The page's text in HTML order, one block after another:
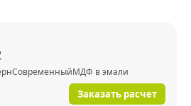
СовременныйМДФ в эмали
Заказать расчет